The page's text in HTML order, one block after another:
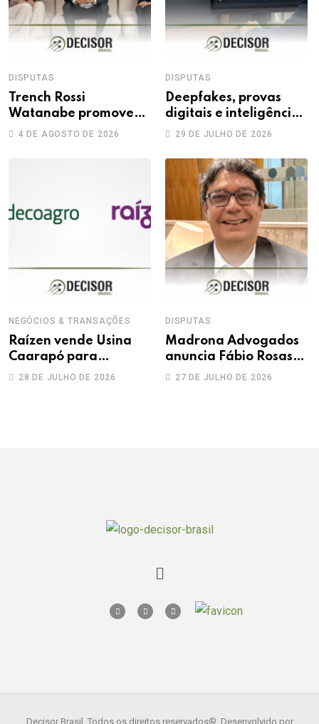
DISPUTAS
Trench Rossi
Watanabe promove
sete advogados a
4 DE AGOSTO DE 2026
DISPUTAS
Deepfakes, provas
digitais e inteligência
artificial: novos
da prova trabalhista
29 DE JULHO DE 2026
NEGÓCIOS & TRANSAÇÕES
Raízen vende Usina
Caarapó para
Adecoagro em
28 DE JULHO DE 2026
DISPUTAS
Madrona Advogados
anuncia Fábio Rosas
como novo sócio
27 DE JULHO DE 2026
Decisor Brasil. Todos os direitos reservados®. Desenvolvido por